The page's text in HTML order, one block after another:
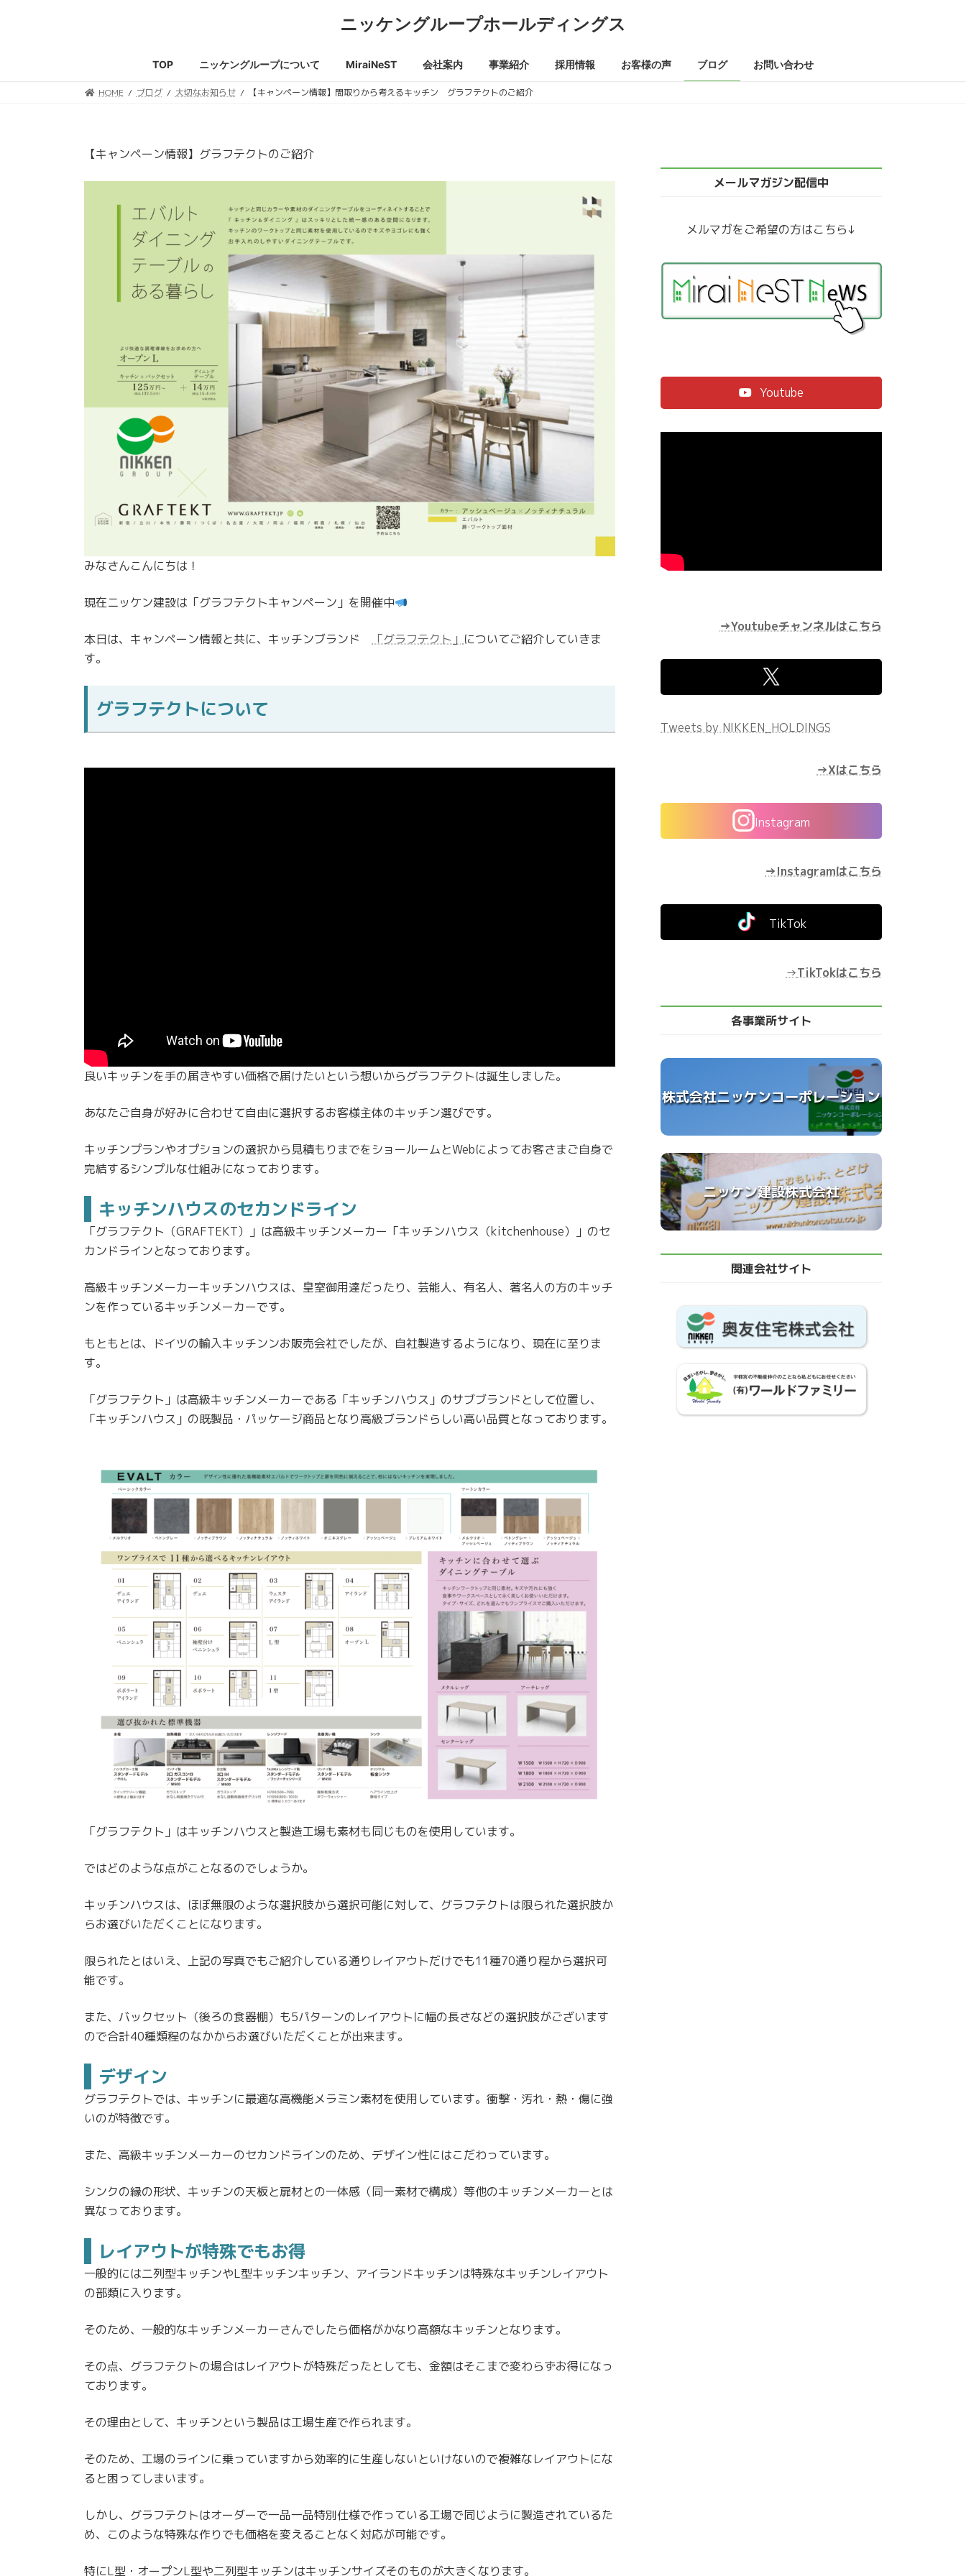
ニッケングループホールディングス
TOP ニッケングループについて MiraiNeST 会社案内 事業紹介 採用情報 お客様の声 ブログ お問い合わせ
HOME ブログ 大切なお知らせ 【キャンペーン情報】間取りから考えるキッチン グラフテクトのご紹介
【キャンペーン情報】グラフテクトのご紹介
みなさんこんにちは！
現在ニッケン建設は「グラフテクトキャンペーン」を開催中
本日は、キャンペーン情報と共に、キッチンブランド 「グラフテクト」 についてご紹介していきま
す。
グラフテクトについて
良いキッチンを手の届きやすい価格で届けたいという想いからグラフテクトは誕生しました。
あなたご自身が好みに合わせて自由に選択するお客様主体のキッチン選びです。
キッチンプランやオプションの選択から見積もりまでをショールームとWebによってお客さまご自身で
完結するシンプルな仕組みになっております。
キッチンハウスのセカンドライン
「グラフテクト（GRAFTEKT）」は高級キッチンメーカー「キッチンハウス（kitchenhouse）」のセ
カンドラインとなっております。
高級キッチンメーカーキッチンハウスは、皇室御用達だったり、芸能人、有名人、著名人の方のキッチ
ンを作っているキッチンメーカーです。
もともとは、ドイツの輸入キッチンンお販売会社でしたが、自社製造するようになり、現在に至りま
す。
「グラフテクト」は高級キッチンメーカーである「キッチンハウス」のサブブランドとして位置し、
「キッチンハウス」の既製品・パッケージ商品となり高級ブランドらしい高い品質となっております。
「グラフテクト」はキッチンハウスと製造工場も素材も同じものを使用しています。
ではどのような点がことなるのでしょうか。
キッチンハウスは、ほぼ無限のような選択肢から選択可能に対して、グラフテクトは限られた選択肢か
らお選びいただくことになります。
限られたとはいえ、上記の写真でもご紹介している通りレイアウトだけでも11種70通り程から選択可
能です。
また、バックセット（後ろの食器棚）も5パターンのレイアウトに幅の長さなどの選択肢がございます
ので合計40種類程のなかからお選びいただくことが出来ます。
デザイン
グラフテクトでは、キッチンに最適な高機能メラミン素材を使用しています。衝撃・汚れ・熱・傷に強
いのが特徴です。
また、高級キッチンメーカーのセカンドラインのため、デザイン性にはこだわっています。
シンクの縁の形状、キッチンの天板と扉材との一体感（同一素材で構成）等他のキッチンメーカーとは
異なっております。
レイアウトが特殊でもお得
一般的には二列型キッチンやL型キッチンキッチン、アイランドキッチンは特殊なキッチンレイアウト
の部類に入ります。
そのため、一般的なキッチンメーカーさんでしたら価格がかなり高額なキッチンとなります。
その点、グラフテクトの場合はレイアウトが特殊だったとしても、金額はそこまで変わらずお得になっ
ております。
その理由として、キッチンという製品は工場生産で作られます。
そのため、工場のラインに乗っていますから効率的に生産しないといけないので複雑なレイアウトにな
ると困ってしまいます。
しかし、グラフテクトはオーダーで一品一品特別仕様で作っている工場で同じように製造されているた
め、このような特殊な作りでも価格を変えることなく対応が可能です。
特にL型・オープンL型や二列型キッチンはキッチンサイズそのものが大きくなります。
メールマガジン配信中
メルマガをご希望の方はこちら↓
Youtube
→Youtubeチャンネルはこちら
Tweets by NIKKEN_HOLDINGS
→Xはこちら
Instagram
→Instagramはこちら
TikTok
→TikTokはこちら
各事業所サイト
株式会社ニッケンコーポレーション
ニッケン建設株式会社
関連会社サイト